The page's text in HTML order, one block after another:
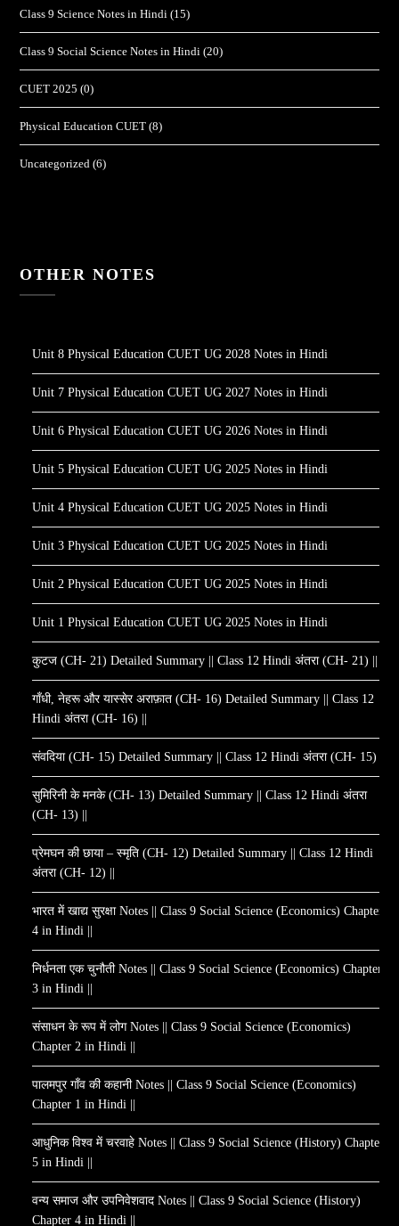
Class 9 Science Notes in Hindi (15)
Class 9 Social Science Notes in Hindi (20)
CUET 2025 (0)
Physical Education CUET (8)
Uncategorized (6)
OTHER NOTES
Unit 8 Physical Education CUET UG 2028 Notes in Hindi
Unit 7 Physical Education CUET UG 2027 Notes in Hindi
Unit 6 Physical Education CUET UG 2026 Notes in Hindi
Unit 5 Physical Education CUET UG 2025 Notes in Hindi
Unit 4 Physical Education CUET UG 2025 Notes in Hindi
Unit 3 Physical Education CUET UG 2025 Notes in Hindi
Unit 2 Physical Education CUET UG 2025 Notes in Hindi
Unit 1 Physical Education CUET UG 2025 Notes in Hindi
कुटज (CH- 21) Detailed Summary || Class 12 Hindi अंतरा (CH- 21) ||
गाँधी, नेहरू और यास्सेर अराफ़ात (CH- 16) Detailed Summary || Class 12
Hindi अंतरा (CH- 16) ||
संवदिया (CH- 15) Detailed Summary || Class 12 Hindi अंतरा (CH- 15) ||
सुमिरिनी के मनके (CH- 13) Detailed Summary || Class 12 Hindi अंतरा
(CH- 13) ||
प्रेमघन की छाया – स्मृति (CH- 12) Detailed Summary || Class 12 Hindi
अंतरा (CH- 12) ||
भारत में खाद्य सुरक्षा Notes || Class 9 Social Science (Economics) Chapter
4 in Hindi ||
निर्धनता एक चुनौती Notes || Class 9 Social Science (Economics) Chapter
3 in Hindi ||
संसाधन के रूप में लोग Notes || Class 9 Social Science (Economics)
Chapter 2 in Hindi ||
पालमपुर गाँव की कहानी Notes || Class 9 Social Science (Economics)
Chapter 1 in Hindi ||
आधुनिक विश्व में चरवाहे Notes || Class 9 Social Science (History) Chapter
5 in Hindi ||
वन्य समाज और उपनिवेशवाद Notes || Class 9 Social Science (History)
Chapter 4 in Hindi ||